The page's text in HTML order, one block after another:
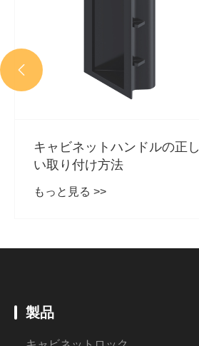
キャビネットハンドルの正し
い取り付け方法
もっと見る >>

製品